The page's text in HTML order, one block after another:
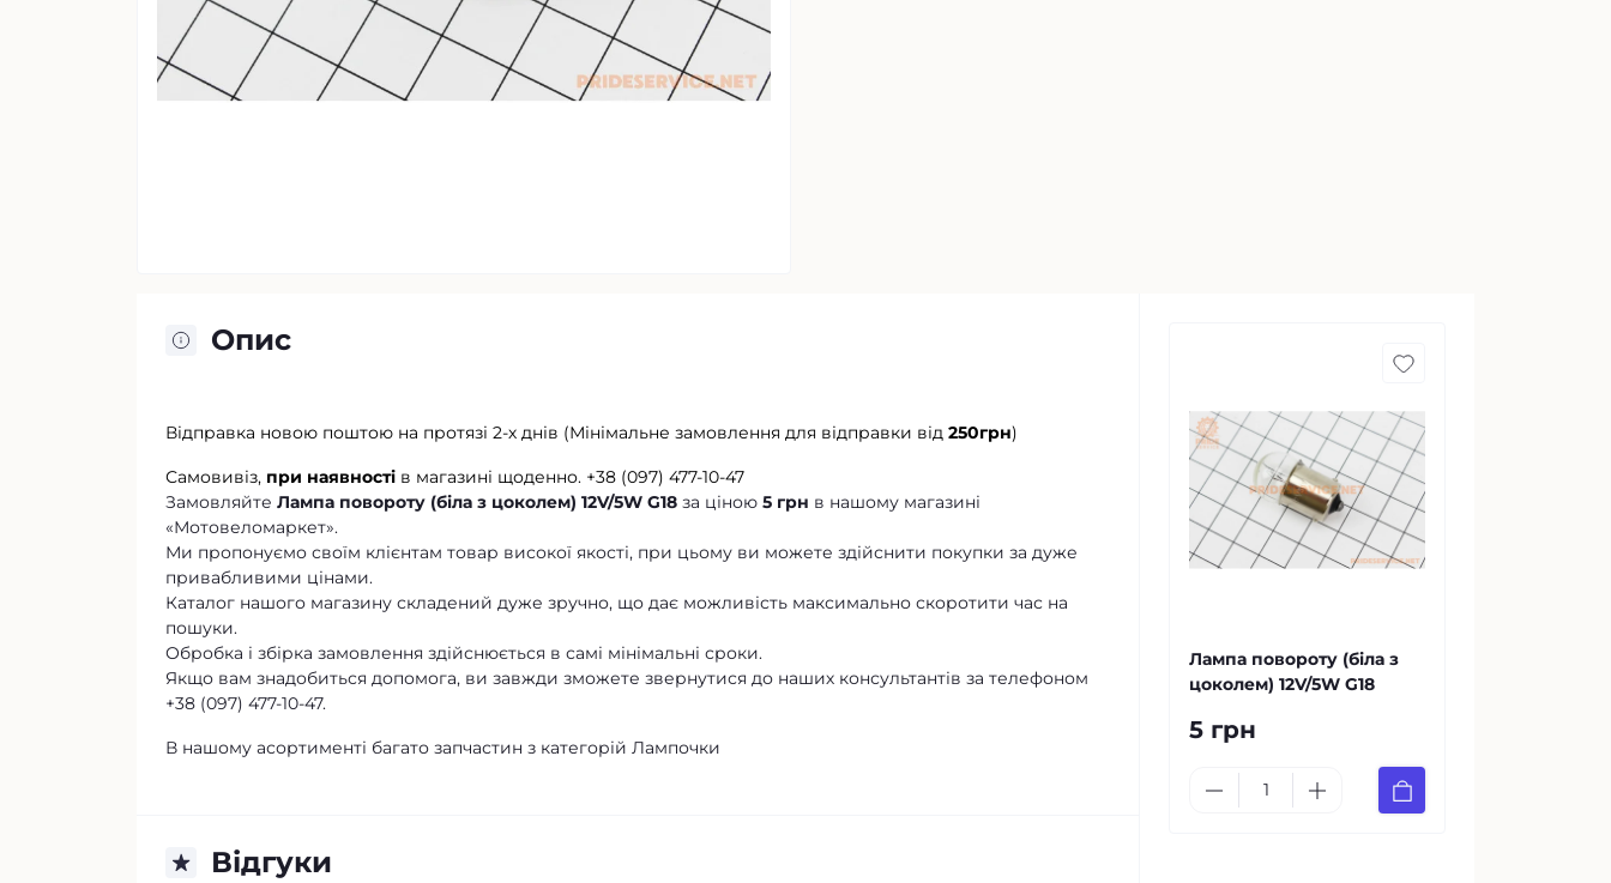
Опис
Відправка новою поштою на протязі 2-х днів (Мінімальне замовлення для відправки від 250грн)
Самовивіз, при наявності в магазині щоденно. +38 (097) 477-10-47
Замовляйте Лампа повороту (біла з цоколем) 12V/5W G18 за ціною 5 грн в нашому магазині
«Мотовеломаркет».
Ми пропонуємо своїм клієнтам товар високої якості, при цьому ви можете здійснити покупки за дуже
привабливими цінами.
Каталог нашого магазину складений дуже зручно, що дає можливість максимально скоротити час на
пошуки.
Обробка і збірка замовлення здійснюється в самі мінімальні сроки.
Якщо вам знадобиться допомога, ви завжди зможете звернутися до наших консультантів за телефоном
+38 (097) 477-10-47.
В нашому асортименті багато запчастин з категорій Лампочки
Відгуки
Лампа повороту (біла з
цоколем) 12V/5W G18
5 грн